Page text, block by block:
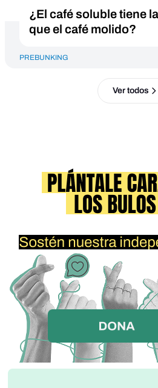
¿El café soluble tiene
que el café molido?
PREBUNKING
Ver todos